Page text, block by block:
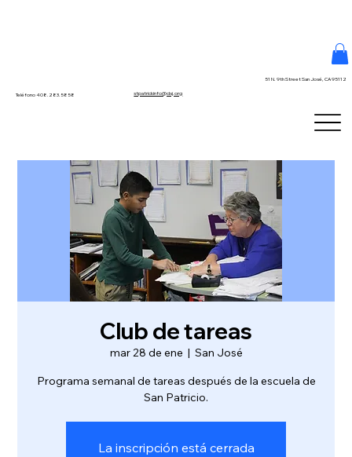
Teléfono 408.283.5858 stpatrickinfo@dsj.org
51 N. 9th Street San José, CA 95112
Club de tareas
mar 28 de ene
  |
San José
Programa semanal de tareas después de la escuela de
San Patricio.
La inscripción está cerrada